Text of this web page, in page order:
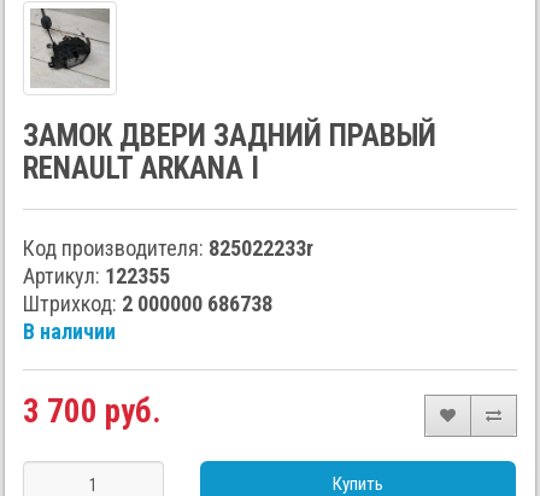
ЗАМОК ДВЕРИ ЗАДНИЙ ПРАВЫЙ
RENAULT ARKANA I
Код производителя: 825022233r
Артикул: 122355
Штрихкод: 2 000000 686738
В наличии
3 700 руб.
Купить